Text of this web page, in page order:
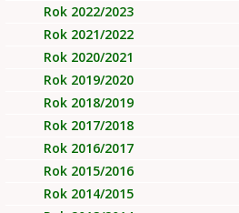
Rok 2022/2023
Rok 2021/2022
Rok 2020/2021
Rok 2019/2020
Rok 2018/2019
Rok 2017/2018
Rok 2016/2017
Rok 2015/2016
Rok 2014/2015